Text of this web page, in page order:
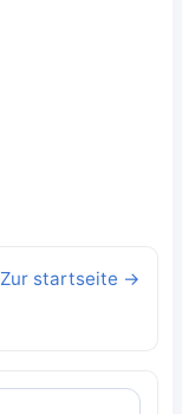
Zur startseite →